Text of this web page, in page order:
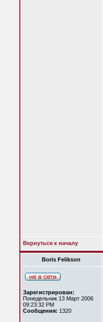
Вернуться к началу
Boris Felikson
Зарегистрирован:
Понедельник 13 Март 2006
09:23:32 PM
Сообщения: 1320